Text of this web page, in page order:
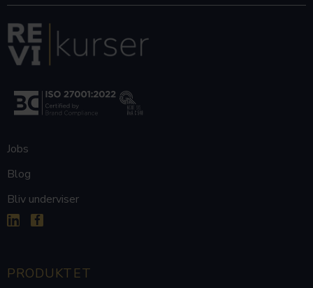
Jobs
Blog
Bliv underviser
 
PRODUKTET